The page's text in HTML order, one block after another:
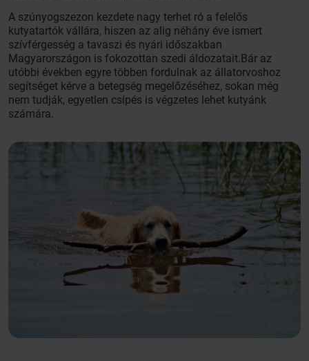
A szúnyogszezon kezdete nagy terhet ró a felelős
kutyatartók vállára, hiszen az alig néhány éve ismert
szívférgesség a tavaszi és nyári időszakban
Magyarországon is fokozottan szedi áldozatait.Bár az
utóbbi években egyre többen fordulnak az állatorvoshoz
segítséget kérve a betegség megelőzéséhez, sokan még
nem tudják, egyetlen csípés is végzetes lehet kutyánk
számára.